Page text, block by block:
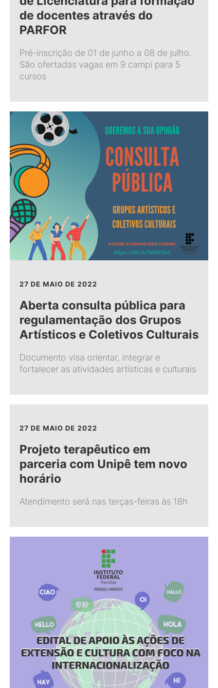
de docentes através do
PARFOR
Pré-inscrição de 01 de junho a 08 de julho.
São ofertadas vagas em 9 campi para 5
cursos
27 DE MAIO DE 2022
Aberta consulta pública para
regulamentação dos Grupos
Artísticos e Coletivos Culturais
Documento visa orientar, integrar e
fortalecer as atividades artísticas e culturais
27 DE MAIO DE 2022
Projeto terapêutico em
parceria com Unipê tem novo
horário
Atendimento será nas terças-feiras às 18h